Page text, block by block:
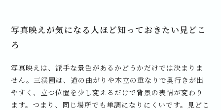
写真映えが気になる人ほど知っておきたい見どこ
ろ
写真映えは、派手な景色があるかどうかだけでは決まりま
せん。三渓園は、道の曲がりや木立の重なりで奥行きが出
やすく、立つ位置を少し変えるだけで背景の表情が変わり
ます。つまり、同じ場所でも単調になりにくいです。見どこ